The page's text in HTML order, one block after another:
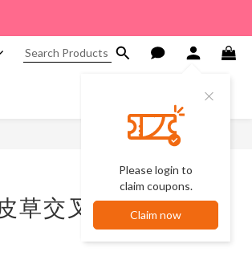
Please login to
claim coupons.
Claim now
草交叉